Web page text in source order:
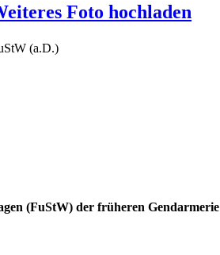
Foto hochladen
(a.D.)
(FuStW) der früheren Gendarmerie